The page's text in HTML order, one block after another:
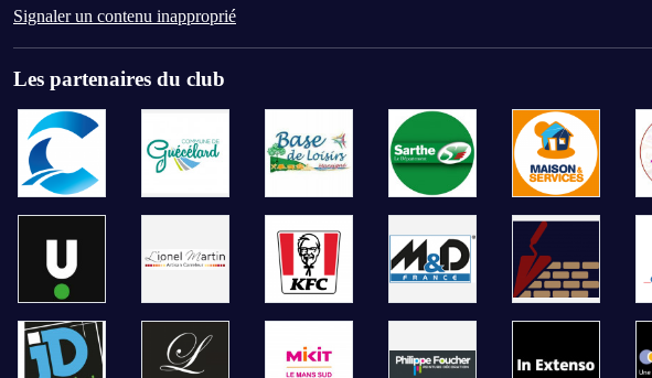
Signaler un contenu inapproprié
Les partenaires du club